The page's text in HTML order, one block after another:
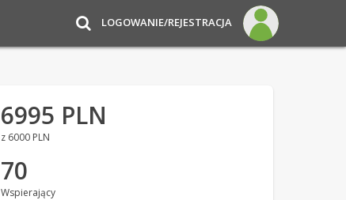
LOGOWANIE/REJESTRACJA
6995 PLN
z 6000 PLN
70
Wspierający